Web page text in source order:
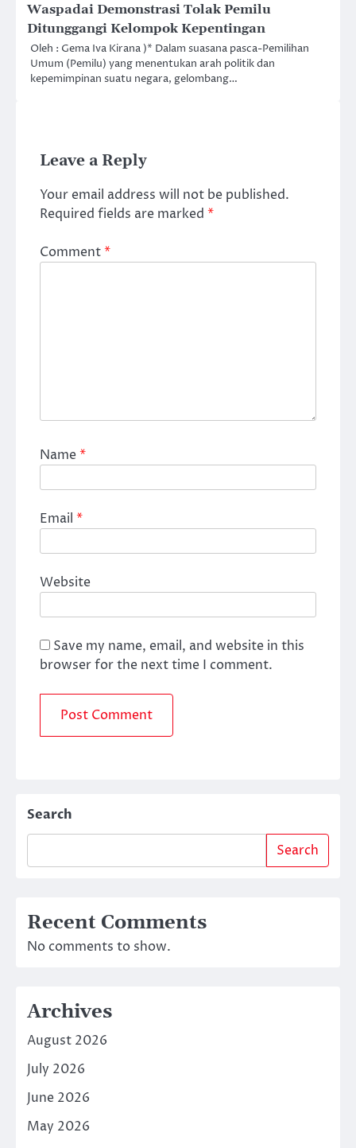
Waspadai Demonstrasi Tolak Pemilu
Ditunggangi Kelompok Kepentingan
Oleh : Gema Iva Kirana )* Dalam suasana pasca-Pemilihan
Umum (Pemilu) yang menentukan arah politik dan
kepemimpinan suatu negara, gelombang…
Leave a Reply
Your email address will not be published.
Required fields are marked *
Comment*
Name*
Email *
Website
Save my name, email, and website in this
browser for the next time I comment.
Search
Search
Recent Comments
No comments to show.
Archives
August 2026
July 2026
June 2026
May 2026